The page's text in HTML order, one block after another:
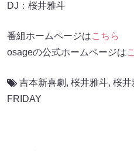
DJ：桜井雅斗
番組ホームページはこちら
osageの公式ホームページは
吉本新喜劇 , 桜井雅斗, 桜井
FRIDAY